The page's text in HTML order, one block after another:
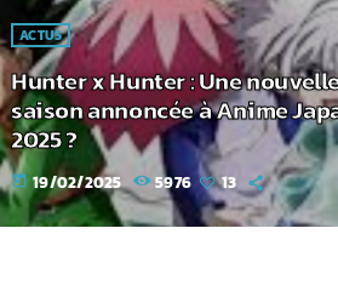
ACTUS
Hunter x Hunter : Une
saison annoncée à Anime
2025 ?
today 19/02/2025 5976 13